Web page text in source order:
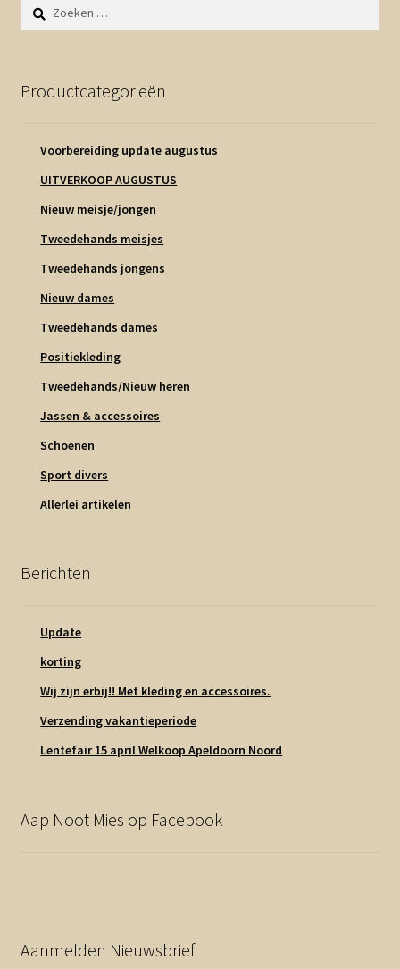
Zoeken
naar:
Productcategorieën
Voorbereiding update augustus
UITVERKOOP AUGUSTUS
Nieuw meisje/jongen
Tweedehands meisjes
Tweedehands jongens
Nieuw dames
Tweedehands dames
Positiekleding
Tweedehands/Nieuw heren
Jassen & accessoires
Schoenen
Sport divers
Allerlei artikelen
Berichten
Update
korting
Wij zijn erbij!! Met kleding en accessoires.
Verzending vakantieperiode
Lentefair 15 april Welkoop Apeldoorn Noord
Aap Noot Mies op Facebook
Aanmelden Nieuwsbrief